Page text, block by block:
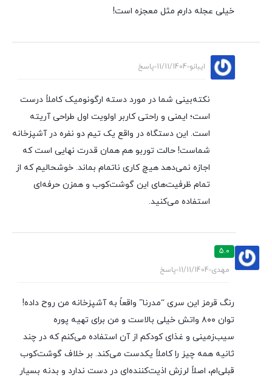
خیلی عجله دارم مثل معجزه است!
ایبانو 11/11/1404 پاسخ
نکته‌بینی شما در مورد دسته ارگونومیک کاملاً درست
است؛ ایمنی و راحتی کاربر اولویت اول طراحی آریته
است. این دستگاه در واقع یک تیم دو نفره در آشپزخانه
شماست! حالت توربو هم همان قدرت نهایی است که
اجازه نمی‌دهد هیچ کاری ناتمام بماند. خوشحالیم که از
تمام ظرفیت‌های این گوشت‌کوب و همزن حرفه‌ای
استفاده می‌کنید.
5.0
مهدی 11/11/1404 پاسخ
رنگ قرمز این سری “مدرنا” واقعاً به آشپزخانه من روح داده!
توان ۸۰۰ واتش خیلی بالاست و من برای تهیه پوره
سیب‌زمینی و غذای کودکم از آن استفاده می‌کنم که در چند
ثانیه همه چیز را کاملاً یکدست می‌کند. بر خلاف گوشت‌کوب
قبلی‌ام، اصلاً لرزش اذیت‌کننده‌ای در دست ندارد و بدنه بسیار